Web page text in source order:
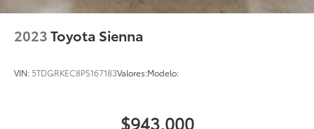
2023Toyota Sienna
VIN: 5TDGRKEC8PS167183Valores:Modelo:
$943,000